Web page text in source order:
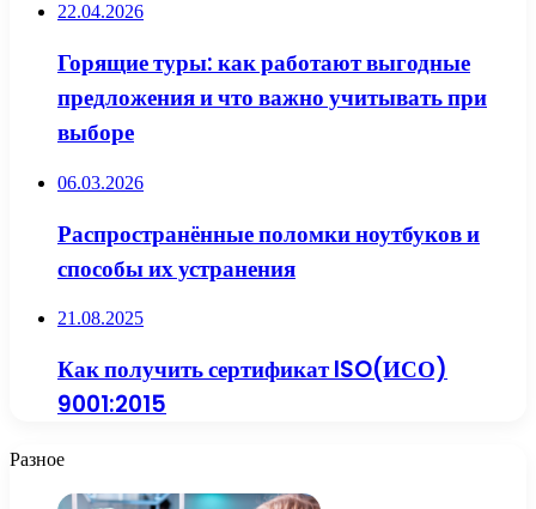
22.04.2026
Горящие туры: как работают выгодные
предложения и что важно учитывать при
выборе
06.03.2026
Распространённые поломки ноутбуков и
способы их устранения
21.08.2025
Как получить сертификат ISO(ИСО)
9001:2015
Разное